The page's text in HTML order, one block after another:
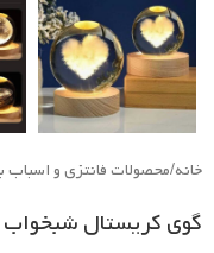
خانه/محصولات فانتزی و اسباب
گوی کریستال شبخواب قطر ۶